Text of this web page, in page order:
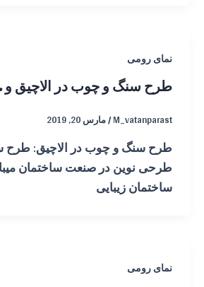
نمای رومی
طرح سنگ و چوب در الاچیق
M_vatanparast
/مارس 20, 2019
طرح سنگ و چوب در الاچیق:
طرحی نوین در صنعت ساختمان
ساختمان زیبایی
نمای رومی